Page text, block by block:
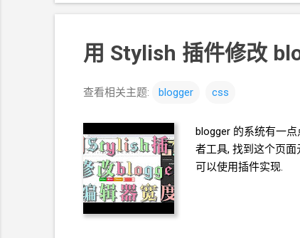
用 Stylish 插件修改
查看相关主题: blogger css
blogger 的系统有一
者工具, 找到这个页面
可以使用插件实现.